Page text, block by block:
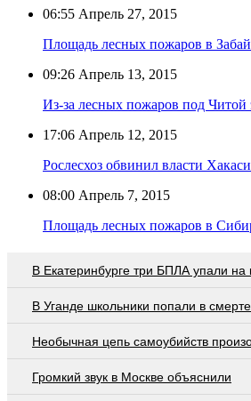
06:55 Апрель 27, 2015
Площадь лесных пожаров в
09:26 Апрель 13, 2015
Из-за лесных пожаров под
17:06 Апрель 12, 2015
Рослесхоз обвинил власти
08:00 Апрель 7, 2015
Площадь лесных пожаров в
В Екатеринбурге три БПЛА упали на
В Уганде школьники попали в
Необычная цепь самоубийств
Громкий звук в Москве объяснили